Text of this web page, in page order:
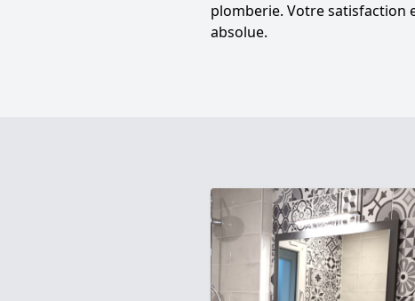
plomberie. Votre satisfaction
absolue.